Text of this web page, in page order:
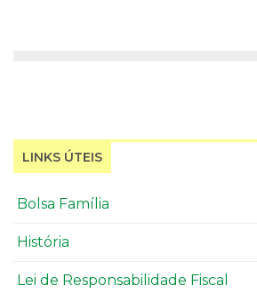
LINKS ÚTEIS
Bolsa Família
História
Lei de Responsabilidade Fiscal